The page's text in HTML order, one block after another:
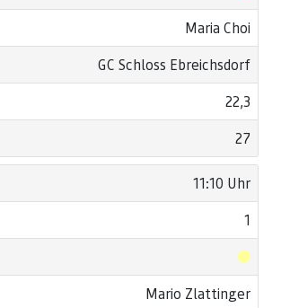
Maria Choi
GC Schloss Ebreichsdorf
22,3
27
11:10 Uhr
1
Mario Zlattinger